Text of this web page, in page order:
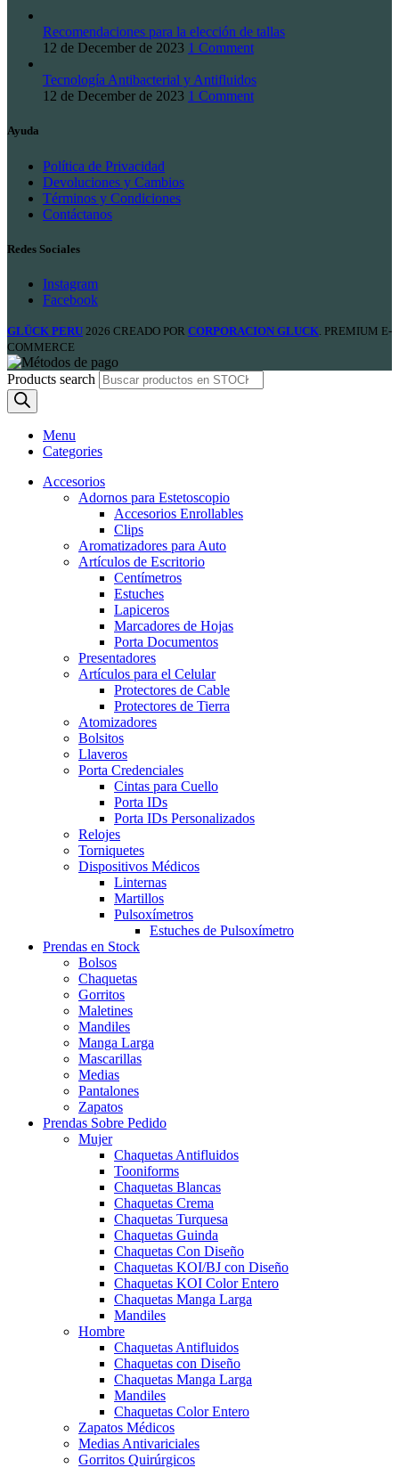
Recomendaciones para la elección de tallas
12 de December de 2023 1 Comment
Tecnología Antibacterial y Antifluidos
12 de December de 2023 1 Comment
Ayuda
Política de Privacidad
Devoluciones y Cambios
Términos y Condiciones
Contáctanos
Redes Sociales
Instagram
Facebook
GLÜCK PERU 2026 CREADO POR CORPORACION GLUCK . PREMIUM E-
COMMERCE
Products search
Menu
Categories
Accesorios
Adornos para Estetoscopio
Accesorios Enrollables
Clips
Aromatizadores para Auto
Artículos de Escritorio
Centímetros
Estuches
Lapiceros
Marcadores de Hojas
Porta Documentos
Presentadores
Artículos para el Celular
Protectores de Cable
Protectores de Tierra
Atomizadores
Bolsitos
Llaveros
Porta Credenciales
Cintas para Cuello
Porta IDs
Porta IDs Personalizados
Relojes
Torniquetes
Dispositivos Médicos
Linternas
Martillos
Pulsoxímetros
Estuches de Pulsoxímetro
Prendas en Stock
Bolsos
Chaquetas
Gorritos
Maletines
Mandiles
Manga Larga
Mascarillas
Medias
Pantalones
Zapatos
Prendas Sobre Pedido
Mujer
Chaquetas Antifluidos
Tooniforms
Chaquetas Blancas
Chaquetas Crema
Chaquetas Turquesa
Chaquetas Guinda
Chaquetas Con Diseño
Chaquetas KOI/BJ con Diseño
Chaquetas KOI Color Entero
Chaquetas Manga Larga
Mandiles
Hombre
Chaquetas Antifluidos
Chaquetas con Diseño
Chaquetas Manga Larga
Mandiles
Chaquetas Color Entero
Zapatos Médicos
Medias Antivariciales
Gorritos Quirúrgicos